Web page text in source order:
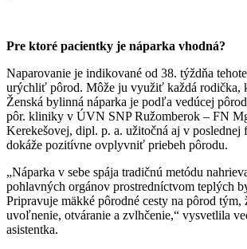
Pre ktoré pacientky je náparka vhodná?
Naparovanie je indikované od 38. týždňa
urýchliť pôrod. Môže ju využiť každá rodička,
Ženská bylinná náparka je podľa vedúcej
pôr. kliniky v ÚVN SNP Ružomberok – FN
Kerekešovej, dipl. p. a. užitočná aj v poslednej
dokáže pozitívne ovplyvniť priebeh pôrodu.
„Náparka v sebe spája tradičnú metódu
pohlavných orgánov prostredníctvom teplých
Pripravuje mäkké pôrodné cesty na pôrod tým,
uvoľnenie, otváranie a zvlhčenie,“ vysvetlila
asistentka.